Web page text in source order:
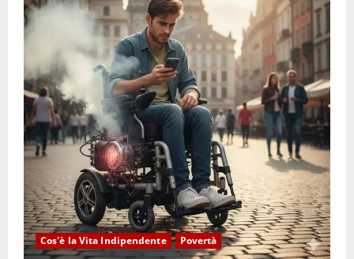
Cos'è la Vita Indipendente Povertà